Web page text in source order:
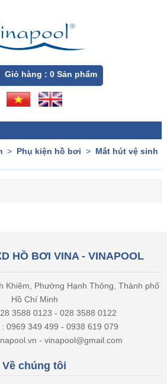
Giỏ hàng : 0Sản phẩm
> Phụ kiện hồ bơi > Mắt hút vệ sinh
HỒ BƠI VINA - VINAPOOL
Khiêm, Phường Hạnh Thông, Thành phố
Hồ Chí Minh
3588 0123 - 028 3588 0122
0969 349 499 - 0938 619 079
- vinapool@gmail.com
Về chúng tôi